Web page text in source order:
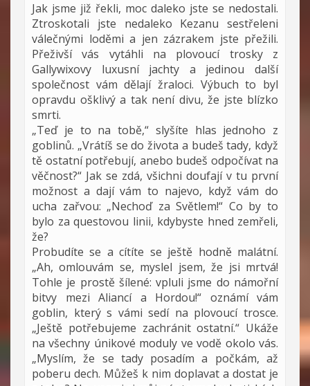
Jak jsme již řekli, moc daleko jste se nedostali.
Ztroskotali jste nedaleko Kezanu sestřeleni
válečnými loděmi a jen zázrakem jste přežili.
Přeživší vás vytáhli na plovoucí trosky z
Gallywixovy luxusní jachty a jedinou další
společnost vám dělají žraloci. Výbuch to byl
opravdu ošklivý a tak není divu, že jste blízko
smrti.
„Teď je to na tobě,“ slyšíte hlas jednoho z
goblinů. „Vrátíš se do života a budeš tady, když
tě ostatní potřebují, anebo budeš odpočívat na
věčnost?“ Jak se zdá, všichni doufají v tu první
možnost a dají vám to najevo, když vám do
ucha zařvou: „Nechoď za Světlem!“ Co by to
bylo za questovou linii, kdybyste hned zemřeli,
že?
Probudíte se a cítíte se ještě hodně malátní.
„Ah, omlouvám se, myslel jsem, že jsi mrtvá!
Tohle je prostě šílené: vpluli jsme do námořní
bitvy mezi Aliancí a Hordou!“ oznámí vám
goblin, který s vámi sedí na plovoucí trosce.
„Ještě potřebujeme zachránit ostatní.“ Ukáže
na všechny únikové moduly ve vodě okolo vás.
„Myslím, že se tady posadím a počkám, až
poberu dech. Můžeš k nim doplavat a dostat je